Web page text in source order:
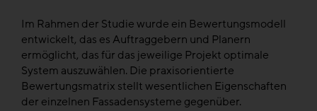
Im Rahmen der Studie wurde ein Bewertungsmodell
entwickelt, das es Auftraggebern und Planern
ermöglicht, das für das jeweilige Projekt optimale
System auszuwählen. Die praxisorientierte
Bewertungsmatrix stellt wesentlichen Eigenschaften
der einzelnen Fassadensysteme gegenüber.